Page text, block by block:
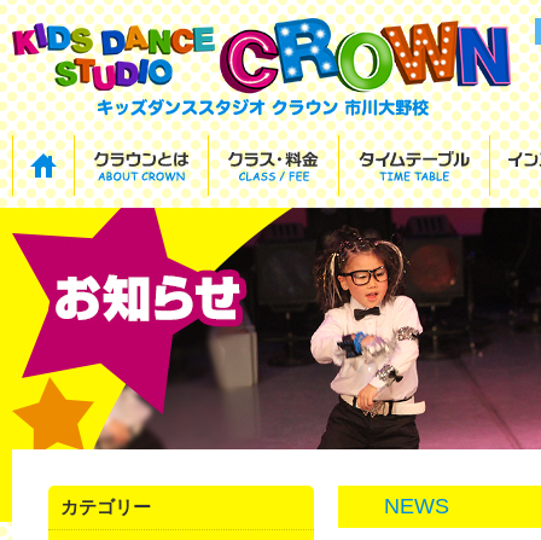
NEWS
カテゴリー